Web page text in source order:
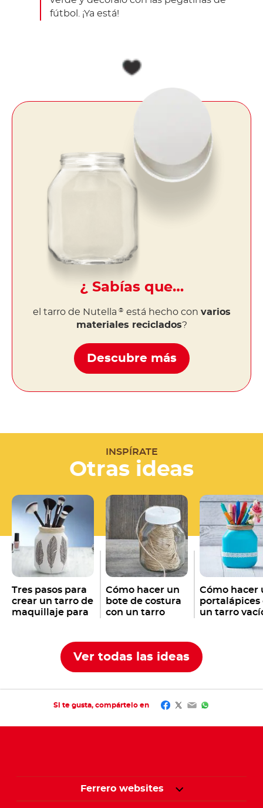
fútbol. ¡Ya está!
¿ Sabías que…
el tarro de Nutella® está hecho con varios
materiales reciclados?
Descubre más
INSPÍRATE
Otras ideas
Tres pasos para
crear un tarro de
maquillaje para
vacío
Cómo hacer un
bote de costura
con un tarro
Cómo hacer
portalápices
un tarro
Ver todas las ideas
Si te gusta, compártelo en Facebook
Twitter
EmailWhatsApp
Ferrero websites